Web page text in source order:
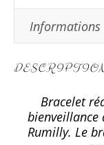
Informations
Bracelet
bienveillance
Rumilly. Le